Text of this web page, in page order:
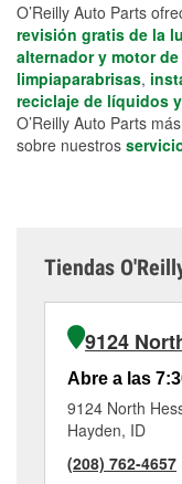
O’Reilly Auto Parts
revisión gratis de la
alternador y motor
limpiaparabrisas,
reciclaje de líquidos
O’Reilly Auto Parts
sobre nuestros
Tiendas
9124
Abre a las
9124 North
Hayden, ID
(208) 762-4657